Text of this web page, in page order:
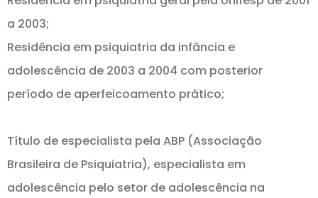
a 2003;
Residência em psiquiatria da infância e
adolescência de 2003 a 2004 com posterior
período de aperfeicoamento prático;
Título de especialista pela ABP (Associação
Brasileira de Psiquiatria), especialista em
adolescência pelo setor de adolescência na